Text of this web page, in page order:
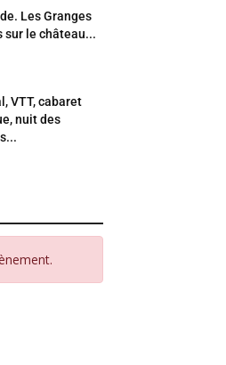
Les Granges
sur le château...
VTT, cabaret
nuit des